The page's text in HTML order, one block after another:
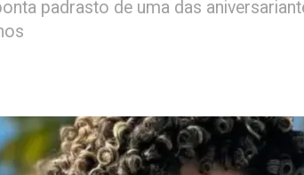
padrasto de uma das